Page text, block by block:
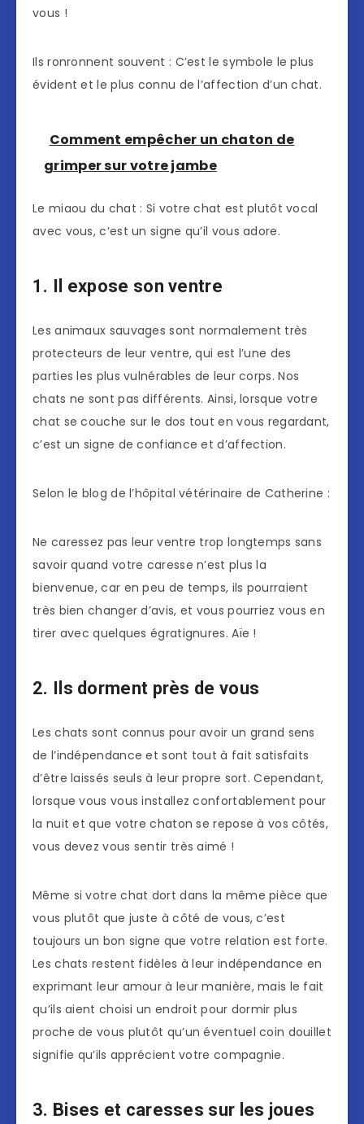
vous !
Ils ronronnent souvent : C’est le symbole le plus
évident et le plus connu de l’affection d’un chat.
Comment empêcher un chaton de
grimper sur votre jambe
Le miaou du chat : Si votre chat est plutôt vocal
avec vous, c’est un signe qu’il vous adore.
1. Il expose son ventre
Les animaux sauvages sont normalement très
protecteurs de leur ventre, qui est l’une des
parties les plus vulnérables de leur corps. Nos
chats ne sont pas différents. Ainsi, lorsque votre
chat se couche sur le dos tout en vous regardant,
c’est un signe de confiance et d’affection.
Selon le blog de l’hôpital vétérinaire de Catherine :
Ne caressez pas leur ventre trop longtemps sans
savoir quand votre caresse n’est plus la
bienvenue, car en peu de temps, ils pourraient
très bien changer d’avis, et vous pourriez vous en
tirer avec quelques égratignures. Aïe !
2. Ils dorment près de vous
Les chats sont connus pour avoir un grand sens
de l’indépendance et sont tout à fait satisfaits
d’être laissés seuls à leur propre sort. Cependant,
lorsque vous vous installez confortablement pour
la nuit et que votre chaton se repose à vos côtés,
vous devez vous sentir très aimé !
Même si votre chat dort dans la même pièce que
vous plutôt que juste à côté de vous, c’est
toujours un bon signe que votre relation est forte.
Les chats restent fidèles à leur indépendance en
exprimant leur amour à leur manière, mais le fait
qu’ils aient choisi un endroit pour dormir plus
proche de vous plutôt qu’un éventuel coin douillet
signifie qu’ils apprécient votre compagnie.
3. Bises et caresses sur les joues